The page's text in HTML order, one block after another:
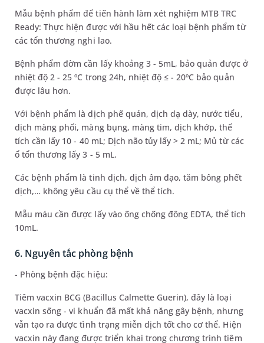
Mẫu bệnh phẩm để tiến hành làm xét nghiệm MTB TRC
Ready: Thực hiện được với hầu hết các loại bệnh phẩm từ
các tổn thương nghi lao.
Bệnh phẩm đờm cần lấy khoảng 3 - 5mL, bảo quản được ở
nhiệt độ 2 - 25 ºC trong 24h, nhiệt độ ≤ - 20ºC bảo quản
được lâu hơn.
Với bệnh phẩm là dịch phế quản, dịch dạ dày, nước tiểu,
dịch màng phổi, màng bụng, màng tim, dịch khớp, thể
tích cần lấy 10 - 40 mL; Dịch não tủy lấy > 2 mL; Mủ từ các
ổ tổn thương lấy 3 - 5 mL.
Các bệnh phẩm là tinh dịch, dịch âm đạo, tăm bông phết
dịch,… không yêu cầu cụ thể về thể tích.
Mẫu máu cần được lấy vào ống chống đông EDTA, thể tích
10mL.
6. Nguyên tắc phòng bệnh
- Phòng bệnh đặc hiệu:
Tiêm vacxin BCG (Bacillus Calmette Guerin), đây là loại
vacxin sống - vi khuẩn đã mất khả năng gây bệnh, nhưng
vẫn tạo ra được tình trạng miễn dịch tốt cho cơ thể. Hiện
vacxin này đang được triển khai trong chương trình tiêm